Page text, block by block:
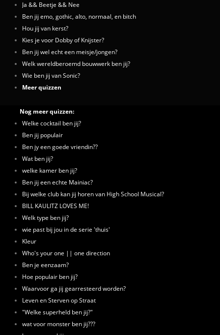
Ja && Beetje && Nee
Ben jij emo, gothic, alto, normaal, en bitch
Hou jij van kerst?
Kies je voor Dobby of Knijster?
Ben jij wel echt een meisje/jongen?
Welk wereldberoemd bouwwerk ben jij?
Wie ben jij van Sonic?
Meer quizzen
Nog meer quizzen:
Welke cocktail ben jij?
Ben jij populair
Ben jy een goede vriendin??
Wat ben jij?
welke kamer ben jij?
Ben jij een echte Mainiac?
Bij welke club kan jij horen van High School Musical?
BILL KAULITZ LOVES ME!
Welk type ben jij?
wie past bij jou in de serie 'thuis'
Kleur
Who's your one || one direction
Ben je eenzaam?
Hoe populair ben jij?
Waarvoor ga jij gearresteerd worden?
Leven en Sterven op Straat
"Welke superheld ben jij?"
wat voor monster ben jij???